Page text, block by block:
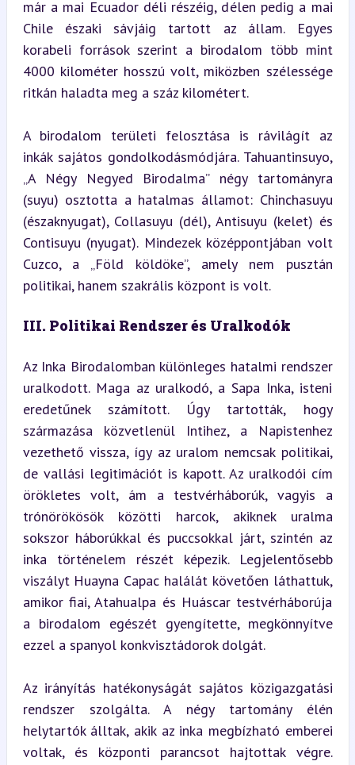
már a mai Ecuador déli részéig, délen pedig a mai
Chile északi sávjáig tartott az állam. Egyes
korabeli források szerint a birodalom több mint
4000 kilométer hosszú volt, miközben szélessége
ritkán haladta meg a száz kilométert.
A birodalom területi felosztása is rávilágít az
inkák sajátos gondol­kodás­módjára. Tahuantinsuyo,
„A Négy Negyed Birodalma” négy tartományra
(suyu) osztotta a hatalmas államot: Chinchasuyu
(északnyugat), Collasuyu (dél), Antisuyu (kelet) és
Contisuyu (nyugat). Mindezek középpontjában volt
Cuzco, a „Föld köldöke”, amely nem pusztán
politikai, hanem szakrális központ is volt.
III. Politikai Rendszer és Uralkodók
Az Inka Birodalomban különleges hatalmi rendszer
uralkodott. Maga az uralkodó, a Sapa Inka, isteni
eredetűnek számított. Úgy tartották, hogy
származása közvetlenül Intihez, a Napistenhez
vezethető vissza, így az uralom nemcsak politikai,
de vallási legitimációt is kapott. Az uralkodói cím
örökletes volt, ám a testvérháborúk, vagyis a
trónörökösök közötti harcok, akiknek uralma
sokszor háborúkkal és puccsokkal járt, szintén az
inka történelem részét képezik. Legjelentősebb
viszályt Huayna Capac halálát követően láthattuk,
amikor fiai, Atahualpa és Huáscar testvérháborúja
a birodalom egészét gyengítette, megkönnyítve
ezzel a spanyol konkvisztádorok dolgát.
Az irányítás hatékonyságát sajátos közigazgatási
rendszer szolgálta. A négy tartomány élén
helytartók álltak, akik az inka megbízható emberei
voltak, és központi parancsot hajtottak végre.